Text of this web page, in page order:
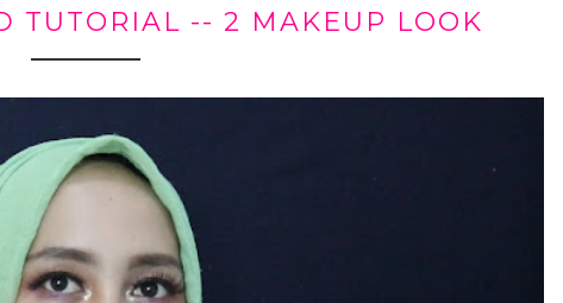
TUTORIAL -- 2 MAKEUP LOOK